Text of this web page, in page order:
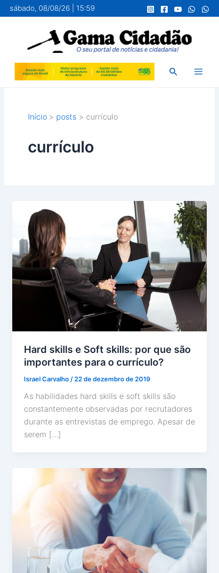
para
conteúdo
sábado, 08/08/26 | 15:59
Pesquisar
Início posts currículo
currículo
Hard skills e Soft skills: por que são
importantes para o currículo?
Israel Carvalho / 22 de dezembro de 2019
As habilidades hard skills e soft skills são
constantemente observadas por recrutadores
durante as entrevistas de emprego. Apesar de
serem […]